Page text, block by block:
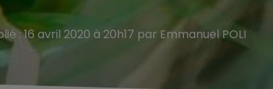
: 16 avril 2020 à 20h17 par Emmanuel POLI